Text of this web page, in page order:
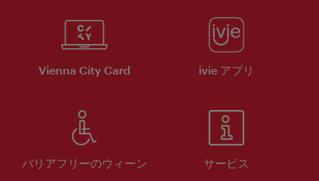
Vienna City Card ivie アプリ
バリアフリーのウィーン サービス